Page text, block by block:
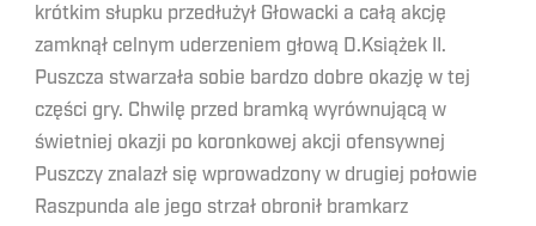
krótkim słupku przedłużył Głowacki a całą akcję
zamknął celnym uderzeniem głową D.Książek II.
Puszcza stwarzała sobie bardzo dobre okazję w tej
części gry. Chwilę przed bramką wyrównującą w
świetniej okazji po koronkowej akcji ofensywnej
Puszczy znalazł się wprowadzony w drugiej połowie
Raszpunda ale jego strzał obronił bramkarz